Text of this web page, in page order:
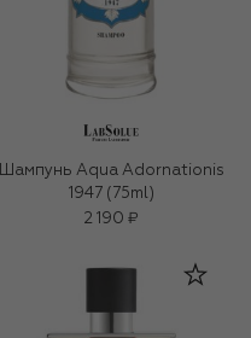
Шампунь Aqua Adornationis
1947 (75ml)
2 190 ₽